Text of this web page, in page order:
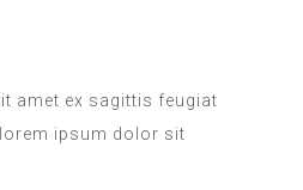
amet ex sagittis feugiat
ipsum dolor sit